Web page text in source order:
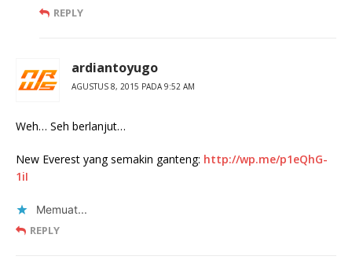
REPLY
ardiantoyugo
AGUSTUS 8, 2015 PADA 9:52 AM
Weh… Seh berlanjut…
New Everest yang semakin ganteng: http://wp.me/p1eQhG-
1iI
Memuat...
REPLY